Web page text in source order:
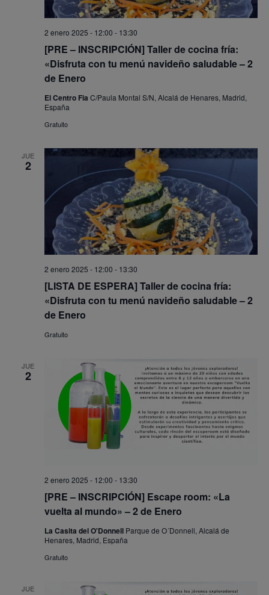
[PRE – INSCRIPCIÓN] Taller de cocina fría:
«Disfruta con tu menú navideño saludable – 2
de Enero
2 enero 2025 - 12:00 - 13:30
El Centro Fia C/Paula Montal S/N, Alcalá de Henares, Madrid,
España
Gratuito
JUE
2
[LISTA DE ESPERA] Taller de cocina fría:
«Disfruta con tu menú navideño saludable – 2
de Enero
2 enero 2025 - 12:00 - 13:30
Gratuito
JUE
2
[PRE – INSCRIPCIÓN] Escape room: «La
vuelta al mundo» – 2 de Enero
2 enero 2025 - 12:00 - 13:30
La Casita del O'Donnell Parque de O´Donnell, Alcalá de
Henares, Madrid, España
Gratuito
JUE